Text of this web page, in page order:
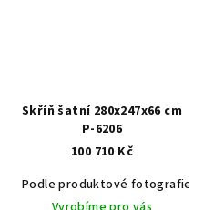
Skříň šatní 280x247x66 cm
P-6206
100 710 Kč
Podle produktové fotografie